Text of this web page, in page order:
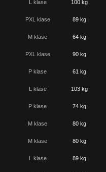
L klase 100 kg
PXL klase 89 kg
M klase 64 kg
PXL klase 90 kg
P klase 61 kg
L klase 103 kg
P klase 74 kg
M klase 80 kg
M klase 80 kg
L klase 89 kg